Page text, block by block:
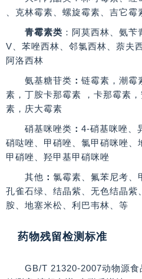
、克林霉素、螺旋霉素、吉它霉
青霉素类 ：阿莫西林、氨
V、苯唑西林、邻氯西林、萘夫
阿洛西林
氨基糖苷类 ： 链霉素，潮霉
素，丁胺卡那霉素 ，卡那霉素
素，庆大霉素
硝基咪唑类 ： 4-硝基咪唑、
硝哒唑、甲硝唑、氯甲硝咪唑、
甲硝唑、羟甲基甲硝咪唑
其他 ： 氯霉素、氟苯尼考、
孔雀石绿、结晶紫、无色结晶紫
胺、地塞米松、利巴韦林、等
药物残留检测标准
GB/T 21320-2007动物源食